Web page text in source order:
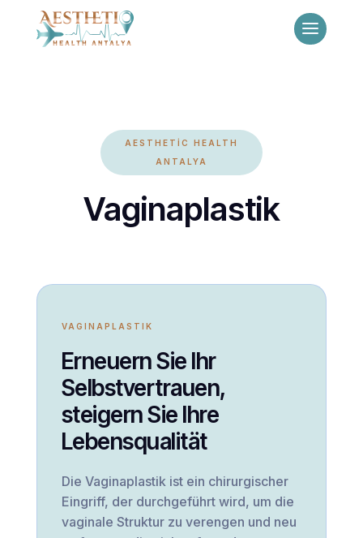
AESTHETİC HEALTH
ANTALYA
Vaginaplastik
VAGINAPLASTIK
Erneuern Sie Ihr
Selbstvertrauen,
steigern Sie Ihre
Lebensqualität
Die Vaginaplastik ist ein chirurgischer
Eingriff, der durchgeführt wird, um die
vaginale Struktur zu verengen und neu